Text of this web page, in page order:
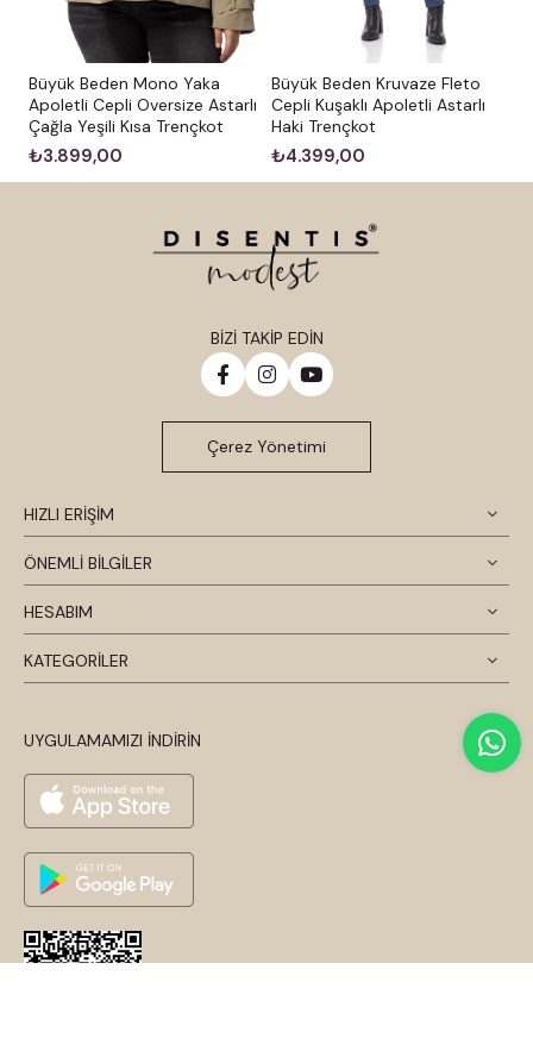
Büyük Beden Mono Yaka
Apoletli Cepli Oversize Astarlı
Çağla Yeşili Kısa Trençkot
₺3.899,00
Büyük Beden Kruvaze Fleto
Cepli Kuşaklı Apoletli Astarlı
Haki Trençkot
₺4.399,00
HIZLI ERİŞİM
ÖNEMLİ BİLGİLER
HESABIM
KATEGORİLER
UYGULAMAMIZI İNDİRİN
BİZİ TAKİP EDİN
Çerez Yönetimi